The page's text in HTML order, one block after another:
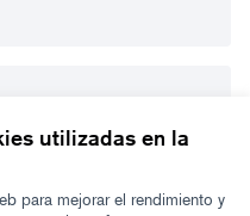
utilizadas en la
para mejorar el rendimiento y